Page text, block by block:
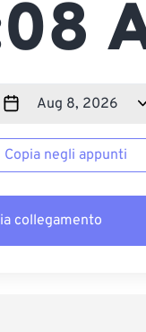
Copia negli appunti
collegamento